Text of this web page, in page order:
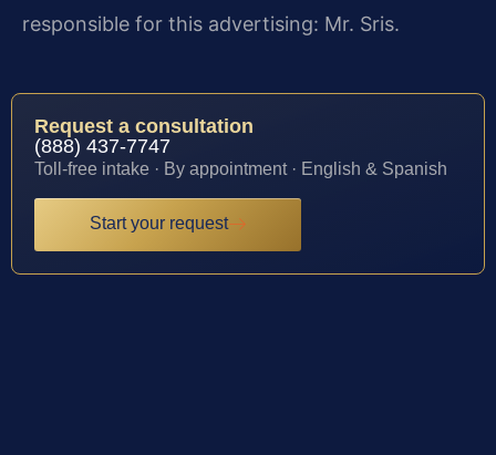
responsible for this advertising: Mr. Sris.
Request a consultation
(888) 437-7747
Toll-free intake · By appointment · English & Spanish
Start your request